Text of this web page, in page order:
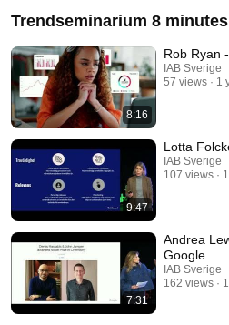
Trendseminarium 8
8:16
Rob Ryan
IAB Sverige
57 views
1
9:47
Lotta
IAB Sverige
107 views
7:31
Andrea
Google
IAB Sverige
162 views